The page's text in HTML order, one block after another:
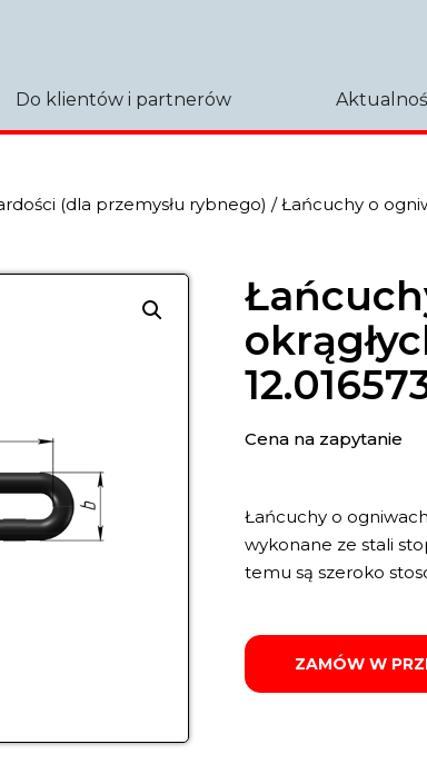
Do klientów i partnerów
(dla przemysłu rybnego) / Łańcuchy o
Cena na zapytanie
Łańcuchy o ogniwach
wykonane ze stali
temu są szeroko
ZAMÓW W